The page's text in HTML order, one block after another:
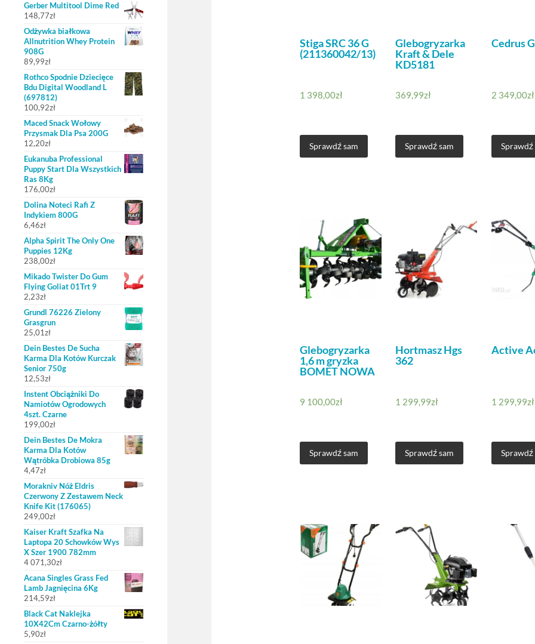
Gerber Multitool Dime Red
148,77zł
Odżywka białkowa
Allnutrition Whey Protein
908G
89,99zł
Rothco Spodnie Dziecięce
Bdu Digital Woodland L
(697812)
100,92zł
Maced Snack Wołowy
Przysmak Dla Psa 200G
12,20zł
Eukanuba Professional
Puppy Start Dla Wszystkich
Ras 8Kg
176,00zł
Dolina Noteci Rafi Z
Indykiem 800G
6,46zł
Alpha Spirit The Only One
Puppies 12Kg
238,00zł
Mikado Twister Do Gum
Flying Goliat 01Trt 9
2,23zł
Grundl 76226 Zielony
Grasgrun
25,01zł
Dein Bestes De Sucha
Karma Dla Kotów Kurczak
Senior 750g
12,53zł
Instent Obciążniki Do
Namiotów Ogrodowych
4szt. Czarne
199,00zł
Dein Bestes De Mokra
Karma Dla Kotów
Wątróbka Drobiowa 85g
4,47zł
Morakniv Nóż Eldris
Czerwony Z Zestawem Neck
Knife Kit (176065)
249,00zł
Kaiser Kraft Szafka Na
Laptopa 20 Schowków Wys
X Szer 1900 782mm
4 071,30zł
Acana Singles Grass Fed
Lamb Jagnięcina 6Kg
214,59zł
Black Cat Naklejka
10X42Cm Czarno-żółty
5,90zł
Stiga SRC 36 G
(211360042/13)
1 398,00zł
Sprawdź sam
Glebogryzarka
Kraft & Dele
KD5181
369,99zł
Sprawdź sam
Cedrus
2 349,00zł
Sprawdź
Glebogryzarka
1,6 m gryzka
BOMET NOWA
9 100,00zł
Sprawdź sam
Hortmasz Hgs
362
1 299,99zł
Sprawdź sam
Active
1 299,99zł
Sprawdź